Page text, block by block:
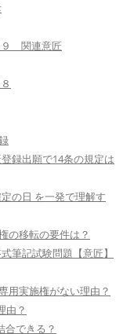
関連意匠
録出願で14条の規定は
の日 を一発で理解す
の移転の要件は？
筆記試験問題【意匠】
用実施権がない理由？
由？
合できる？